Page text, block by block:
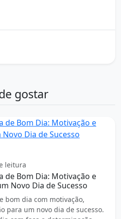
gostar
leitura
de Bom Dia: Motivação e
Novo Dia de Sucesso
bom dia com motivação,
para um novo dia de sucesso.